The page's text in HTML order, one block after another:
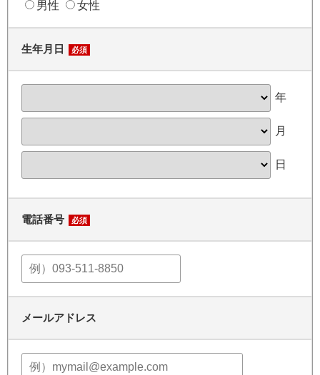
男性 女性
生年月日 必須
年
月
日
電話番号 必須
メールアドレス